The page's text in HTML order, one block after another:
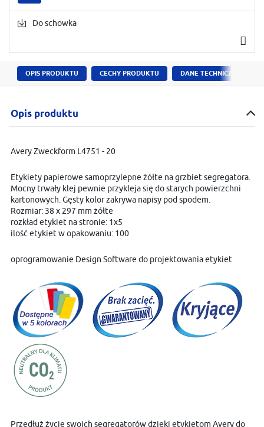
Do schowka
OPIS PRODUKTU CECHY PRODUKTU DANE TECHNICZNE
Opis produktu
Avery Zweckform L4751 - 20
Etykiety papierowe samoprzylepne żółte na grzbiet segregatora.
Mocny trwały klej pewnie przykleja się do starych powierzchni
kartonowych. Gęsty kolor zakrywa napisy pod spodem.
Rozmiar: 38 x 297 mm żółte
rozkład etykiet na stronie: 1x5
ilość etykiet w opakowaniu: 100
oprogramowanie Design Software do projektowania etykiet
Przedłuż życie swoich segregatorów dzięki etykietom Avery do